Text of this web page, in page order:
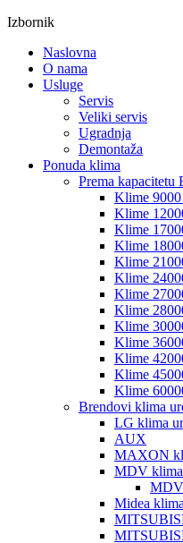
Izbornik
Naslovna
O nama
Usluge
Servis
Veliki servis
Ugradnja
Demontaža
Ponuda klima
Prema kapacitetu
Klime
Klime
Klime
Klime
Klime
Klime
Klime
Klime
Klime
Klime
Klime
Klime
Klime
Brendovi klima
LG klima
AUX
MAXON
MDV
MDV
Midea